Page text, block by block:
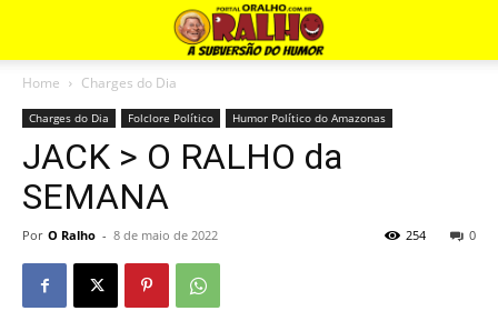
Home Charges do Dia
Charges do Dia Folclore Político Humor Político do Amazonas
JACK > O RALHO da
SEMANA
Por O Ralho - 8 de maio de 2022 0
254